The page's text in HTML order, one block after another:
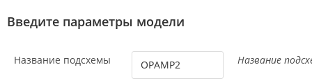
Введите параметры модели
Название подсхемы Название